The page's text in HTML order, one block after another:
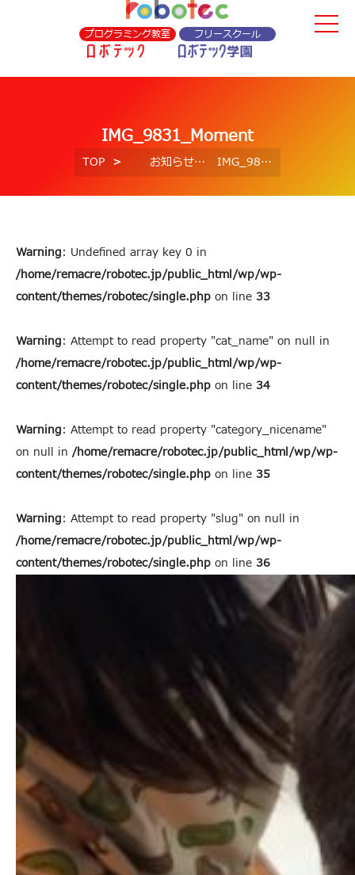
プログラミング教室 フリースクール
IMG_9831_Moment
TOP お知らせ IMG_9831_Moment
Warning: Undefined array key 0 in
/home/remacre/robotec.jp/public_html/wp/wp-
content/themes/robotec/single.php on line 33
Warning: Attempt to read property "cat_name" on null in
/home/remacre/robotec.jp/public_html/wp/wp-
content/themes/robotec/single.php on line 34
Warning: Attempt to read property "category_nicename"
on null in /home/remacre/robotec.jp/public_html/wp/wp-
content/themes/robotec/single.php on line 35
Warning: Attempt to read property "slug" on null in
/home/remacre/robotec.jp/public_html/wp/wp-
content/themes/robotec/single.php on line 36